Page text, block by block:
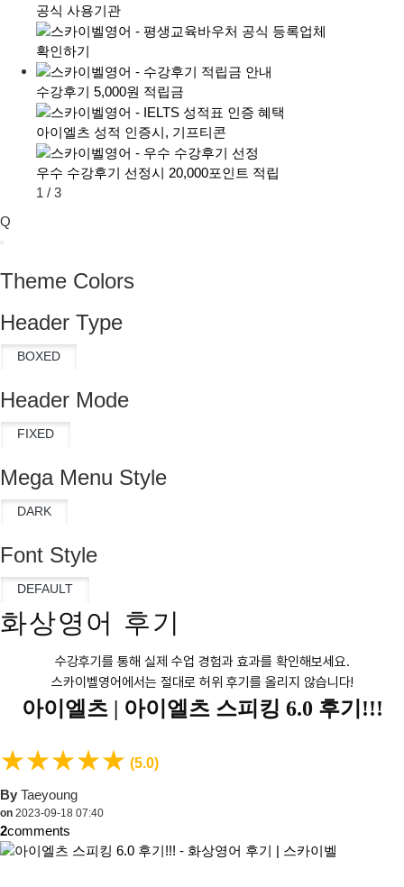
공식 사용기관
확인하기
수강후기 5,000원 적립금
아이엘츠 성적 인증시, 기프티콘
우수 수강후기 선정시 20,000포인트 적립
1 / 3
Q
Theme Colors
Header Type
Header Mode
Mega Menu Style
Font Style
화상영어 후기
수강후기를 통해 실제 수업 경험과 효과를 확인해보세요.
스카이벨영어에서는 절대로 허위 후기를 올리지 않습니다!
아이엘츠 | 아이엘츠 스피킹 6.0 후기!!!
★★★★★ (5.0)
By Taeyoung
on 2023-09-18 07:40
2comments